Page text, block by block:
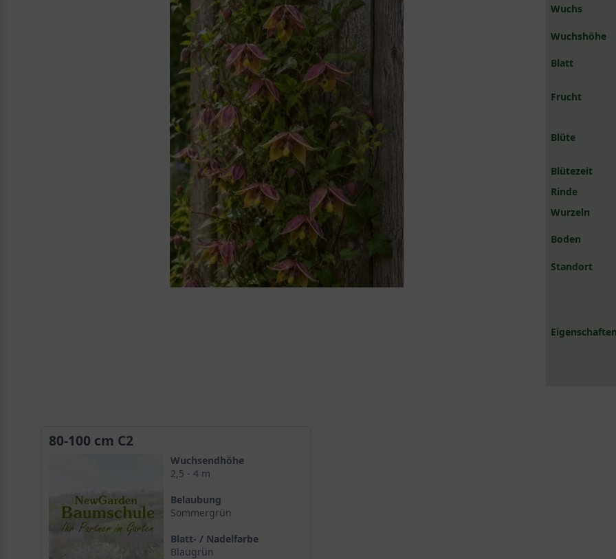
Wuchs
Wuchshöhe
Blatt
Frucht
Blüte
Blütezeit
Rinde
Wurzeln
Boden
Standort
80-100 cm C2
Wuchsendhöhe
2,5 - 4 m
Belaubung
Sommergrün
Blatt- / Nadelfarbe
Blaugrün